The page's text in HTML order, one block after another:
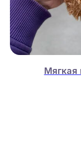
Мягкая